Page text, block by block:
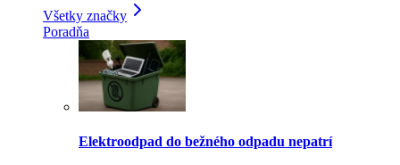
Všetky značky
Poradňa
Elektroodpad do bežného odpadu nepatrí